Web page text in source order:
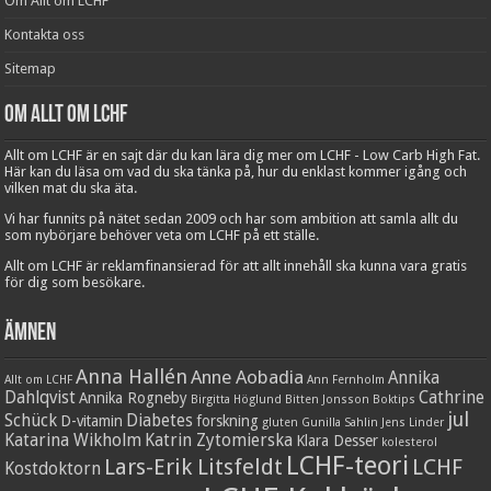
Kontakta oss
Sitemap
Om Allt om LCHF
Allt om LCHF är en sajt där du kan lära dig mer om LCHF - Low Carb High Fat.
Här kan du läsa om vad du ska tänka på, hur du enklast kommer igång och
vilken mat du ska äta.
Vi har funnits på nätet sedan 2009 och har som ambition att samla allt du
som nybörjare behöver veta om LCHF på ett ställe.
Allt om LCHF är reklamfinansierad för att allt innehåll ska kunna vara gratis
för dig som besökare.
Ämnen
Allt om LCHF Anna Hallén Anne Aobadia Ann Fernholm Annika
Dahlqvist Annika Rogneby Birgitta Höglund Bitten Jonsson Boktips Cathrine
Schück D-vitamin Diabetes forskning gluten Gunilla Sahlin Jens Linder jul
Katarina Wikholm Katrin Zytomierska Klara Desser kolesterol
Kostdoktorn Lars-Erik Litsfeldt LCHF-teori LCHF